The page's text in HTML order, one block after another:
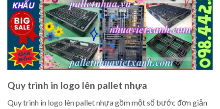
Quy trình in logo lên pallet nhựa
Quy trình in logo lên pallet nhựa gồm một số bước đơn giản